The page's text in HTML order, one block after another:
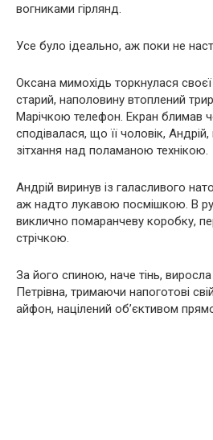
вогниками гірлянд.
Усе було ідеально, аж поки не
Оксана мимохідь торкнулася
старий, наполовину втоплений
Марічкою телефон. Екран блимав
сподівалася, що її чоловік, Андрій,
зітхання над поламаною технікою.
Андрій виринув із галасливого
аж надто лукавою посмішкою. В
виклично помаранчеву коробку,
стрічкою.
За його спиною, наче тінь, виросла
Петрівна, тримаючи напоготові
айфон, націлений об’єктивом